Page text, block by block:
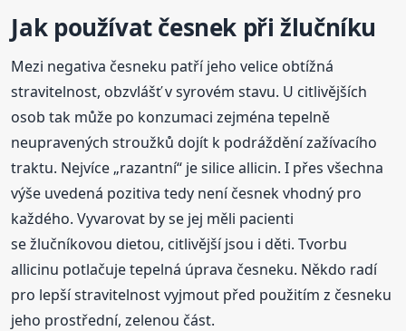
Jak používat česnek při žlučníku
Mezi negativa česneku patří jeho velice obtížná
stravitelnost, obzvlášť v syrovém stavu. U citlivějších
osob tak může po konzumaci zejména tepelně
neupravených stroužků dojít k podráždění zažívacího
traktu. Nejvíce „razantní“ je silice allicin. I přes všechna
výše uvedená pozitiva tedy není česnek vhodný pro
každého. Vyvarovat by se jej měli pacienti
se žlučníkovou dietou, citlivější jsou i děti. Tvorbu
allicinu potlačuje tepelná úprava česneku. Někdo radí
pro lepší stravitelnost vyjmout před použitím z česneku
jeho prostřední, zelenou část.